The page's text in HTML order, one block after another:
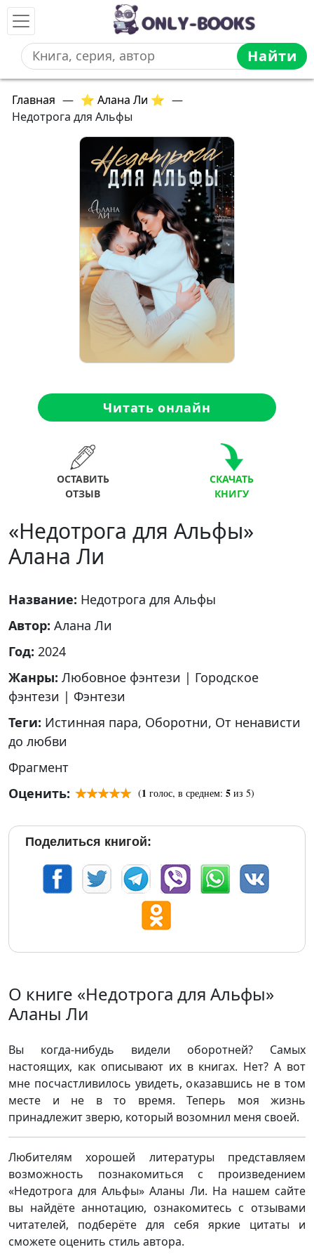
Найти
Главная — ⭐ Алана Ли ⭐ —
Недотрога для Альфы
Читать онлайн
ОСТАВИТЬ
ОТЗЫВ
СКАЧАТЬ
КНИГУ
«Недотрога для Альфы»
Алана Ли
Название: Недотрога для Альфы
Автор: Алана Ли
Год: 2024
Жанры: Любовное фэнтези | Городское
фэнтези | Фэнтези
Теги: Истинная пара, Оборотни, От ненависти
до любви
Фрагмент
Оценить:
(1 голос, в среднем: 5 из 5)
Поделиться книгой:
О книге «Недотрога для Альфы»
Аланы Ли
Вы когда-нибудь видели оборотней? Самых
настоящих, как описывают их в книгах. Нет? А вот
мне посчастливилось увидеть, оказавшись не в том
месте и не в то время. Теперь моя жизнь
принадлежит зверю, который возомнил меня своей.
Любителям хорошей литературы представляем
возможность познакомиться с произведением
«Недотрога для Альфы» Аланы Ли. На нашем сайте
вы найдёте аннотацию, ознакомитесь с отзывами
читателей, подберёте для себя яркие цитаты и
сможете оценить стиль автора.